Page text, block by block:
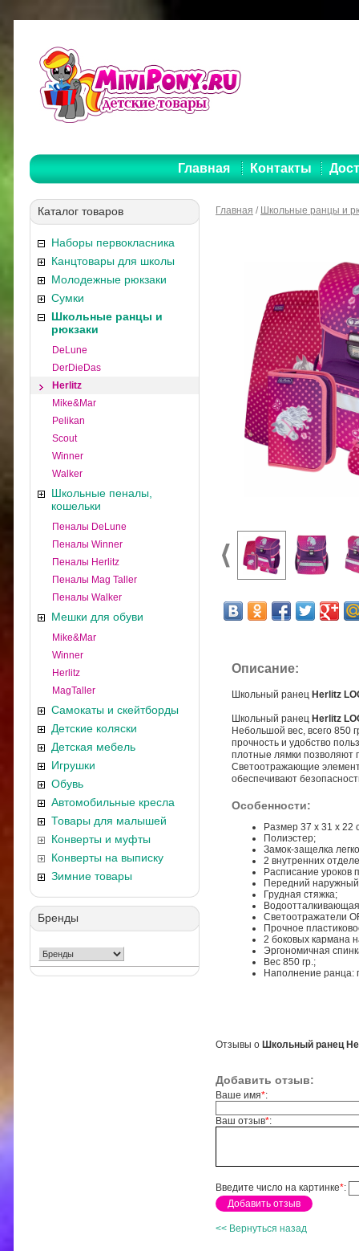
Главная Контакты
Каталог товаров
Наборы первокласника
Канцтовары для школы
Молодежные рюкзаки
Сумки
Школьные ранцы и
рюкзаки
DeLune
DerDieDas
Herlitz
Mike&Mar
Pelikan
Scout
Winner
Walker
Школьные пеналы,
кошельки
Пеналы DeLune
Пеналы Winner
Пеналы Herlitz
Пеналы Mag Taller
Пеналы Walker
Мешки для обуви
Mike&Mar
Winner
Herlitz
MagTaller
Самокаты и скейтборды
Детские коляски
Детская мебель
Игрушки
Обувь
Автомобильные кресла
Товары для малышей
Конверты и муфты
Конверты на выписку
Зимние товары
Бренды
Главная / Школьные ранцы и
Описание:
Школьный ранец Herlitz
Школьный ранец Herlitz
Небольшой вес, всего 850
прочность и удобство
плотные лямки позволяют
Светоотражающие
обеспечивают
Особенности:
Размер 37 х 31 х 22
Полиэстер;
Замок-защелка
2 внутренних
Расписание уроков
Передний
Грудная стяжка;
Светоотражатели
Прочное
2 боковых кармана
Эргономичная
Вес 850 гр.;
Наполнение ранца:
Отзывы о Школьный ранец
Добавить отзыв:
Ваше имя*:
Ваш отзыв*:
Введите число на картинке*:
<< Вернуться назад